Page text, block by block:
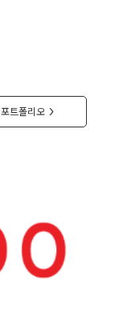
트폴리오 >